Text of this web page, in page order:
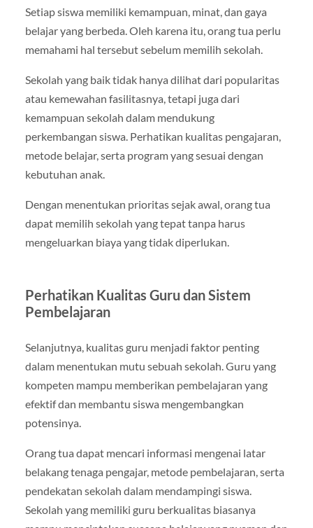
Setiap siswa memiliki kemampuan, minat, dan gaya
belajar yang berbeda. Oleh karena itu, orang tua perlu
memahami hal tersebut sebelum memilih sekolah.
Sekolah yang baik tidak hanya dilihat dari popularitas
atau kemewahan fasilitasnya, tetapi juga dari
kemampuan sekolah dalam mendukung
perkembangan siswa. Perhatikan kualitas pengajaran,
metode belajar, serta program yang sesuai dengan
kebutuhan anak.
Dengan menentukan prioritas sejak awal, orang tua
dapat memilih sekolah yang tepat tanpa harus
mengeluarkan biaya yang tidak diperlukan.
Perhatikan Kualitas Guru dan Sistem
Pembelajaran
Selanjutnya, kualitas guru menjadi faktor penting
dalam menentukan mutu sebuah sekolah. Guru yang
kompeten mampu memberikan pembelajaran yang
efektif dan membantu siswa mengembangkan
potensinya.
Orang tua dapat mencari informasi mengenai latar
belakang tenaga pengajar, metode pembelajaran, serta
pendekatan sekolah dalam mendampingi siswa.
Sekolah yang memiliki guru berkualitas biasanya